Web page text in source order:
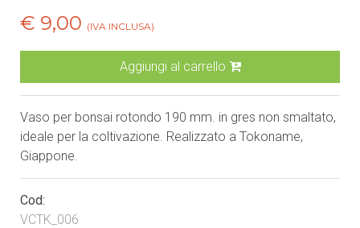
€ 9,00 (IVA INCLUSA)
Aggiungi al carrello
Vaso per bonsai rotondo 190 mm. in gres non smaltato,
ideale per la coltivazione. Realizzato a Tokoname,
Giappone.
Cod:
VCTK_006